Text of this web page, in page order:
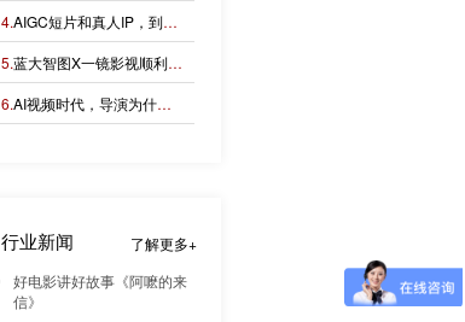
4.AIGC短片和真人IP，到底该怎么选？
5.蓝大智图X一镜影视顺利完成“小蓝本”广告影片拍摄制作。
6.AI视频时代，导演为什么反而更重要？
行业新闻
好电影讲好故事《阿嚒的来
信》
了解更多